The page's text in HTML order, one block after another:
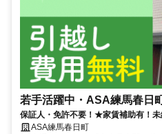
若手活躍中・ASA練馬春日
保証人・免許不要！★家賃補助有！
ASA練馬春日町